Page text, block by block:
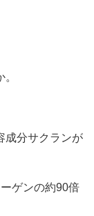
成分サクランが
ゲンの約90倍